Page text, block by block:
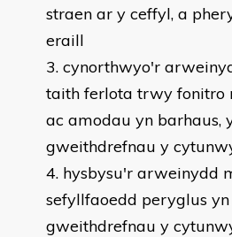
straen ar y ceffyl, a
eraill
cynorthwyo'r
taith ferlota trwy fonitro
ac amodau yn barhaus,
gweithdrefnau y
hysbysu'r arweinydd
sefyllfaoedd peryglus
gweithdrefnau y